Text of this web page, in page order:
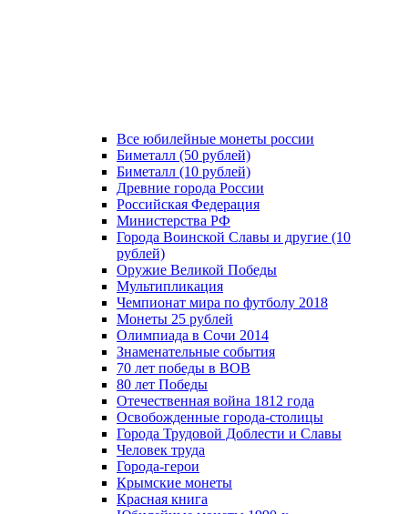
Все юбилейные монеты россии
Биметалл (50 рублей)
Биметалл (10 рублей)
Древние города России
Российская Федерация
Министерства РФ
Города Воинской Славы и другие (10
рублей)
Оружие Великой Победы
Мультипликация
Чемпионат мира по футболу 2018
Монеты 25 рублей
Олимпиада в Сочи 2014
Знаменательные события
70 лет победы в ВОВ
80 лет Победы
Отечественная война 1812 года
Освобожденные города-столицы
Города Трудовой Доблести и Славы
Человек труда
Города-герои
Крымские монеты
Красная книга